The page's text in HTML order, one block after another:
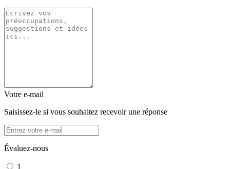
Votre e-mail
Saisissez-le si vous souhaitez recevoir une réponse
Évaluez-nous
1